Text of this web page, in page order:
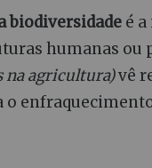
biodiversidade é
humanas ou
na agricultura)vê